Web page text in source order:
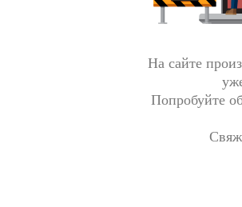
На сайте
Попробуйте